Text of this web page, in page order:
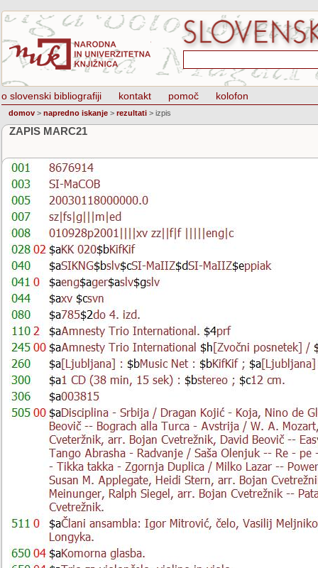
o slovenski bibliografiji kontakt pomoč kolofon
domov > napredno iskanje > rezultati > izpis
ZAPIS MARC21